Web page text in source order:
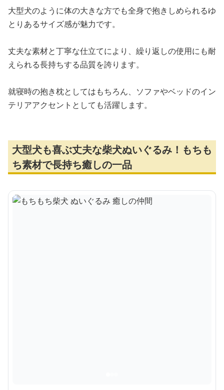
大型犬のように体の大きな方でも全身で抱きしめられるゆ
とりあるサイズ感が魅力です。
丈夫な素材と丁寧な仕立てにより、繰り返しの使用にも耐
えられる長持ちする品質を誇ります。
就寝時の抱き枕としてはもちろん、ソファやベッドのイン
テリアアクセントとしても活躍します。
大型犬も喜ぶ丈夫な柴犬ぬいぐるみ！もちも
ち素材で長持ち癒しの一品